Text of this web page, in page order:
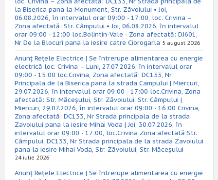
la Biserica pana la Monument, Str. Zăvoiului • Joi,
06.08.2026, în intervalul orar 09:00 - 17:00, loc. Crivina –
Zona afectată: Str. Câmpului • Joi, 06.08.2026, în intervalul
orar 09:00 - 12:00 loc.Bolintin-Vale - Zona afectată: DJ601,
Nr De la Blocuri pana la iesire catre Ciorogarla 5 august 2026
Anunț Rețele Electrice | Se întrerupe alimentarea cu energie
electrică loc. Crivina – Luni, 27.07.2026, în intervalul orar
09:00 - 15:00 loc.Crivina, Zona afectată: DC133, Nr
Principala de la Biserica pana la strada Campului | Miercuri,
29.07.2026, în intervalul orar 09:00 - 17:00 loc.Crivina, Zona
afectată: Str. Măceșului, Str. Zăvoiului, Str. Câmpului |
Miercuri, 29.07.2026, în intervalul orar 09:00 - 16:00 Crivina,
Zona afectată: DC133, Nr Strada principala de la strada
Zavoiului pana la iesire Mihai Voda | Joi, 30.07.2026, în
intervalul orar 09:00 - 17:00, loc.Crivina Zona afectată:Str.
Câmpului, DC133, Nr Strada principala de la strada Zavoiului
pana la iesire Mihai Voda, Str. Zăvoiului, Str. Măceșului
24 iulie 2026
Anunț Rețele Electrice | Se întrerupe alimentarea cu energie